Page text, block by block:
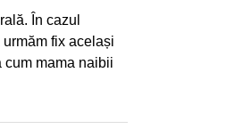
În cazul
fix același
cum mama naibii